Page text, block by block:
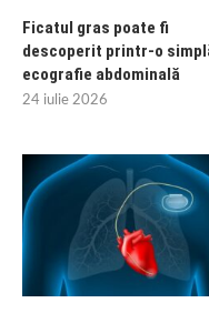
Ficatul gras poate fi
descoperit printr-o
ecografie abdominală
24 iulie 2026